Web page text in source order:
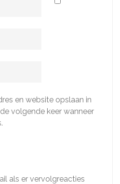
en website opslaan in
volgende keer wanneer
als er vervolgreacties